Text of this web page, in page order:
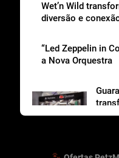
Wet’n Wild
diversão e
“Led Zeppelin in
a Nova Orquestra